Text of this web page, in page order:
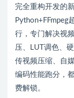
完全重构开发的
Python+FFmpeg
行，专门解决视
压、LUT调色、
传视频压缩、自
编码性能跑分，
费解锁。